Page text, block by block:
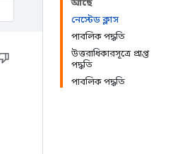
আছে
নেস্টেড ক্লাস
পাবলিক পদ্ধতি
উত্তরাধিকারসূত্রে প্রাপ্ত
পদ্ধতি
পাবলিক পদ্ধতি